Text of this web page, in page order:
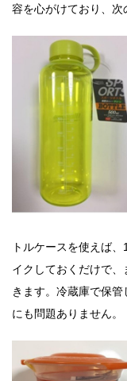
容を心がけており、次
トルケースを使えば
イクしておくだけで
きます。冷蔵庫で保
にも問題ありません。